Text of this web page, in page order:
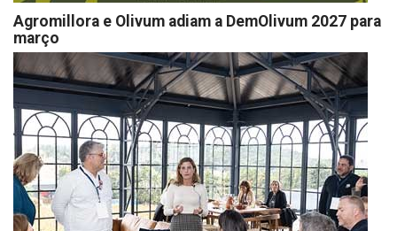
Agromillora e Olivum adiam a DemOlivum 2027 para
março